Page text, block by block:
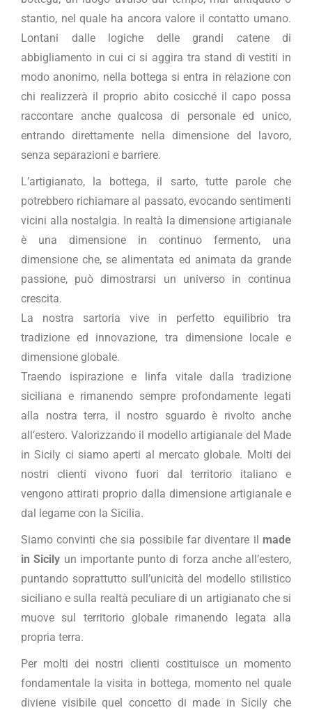
stantio, nel quale ha ancora valore il contatto umano.
Lontani dalle logiche delle grandi catene di
abbigliamento in cui ci si aggira tra stand di vestiti in
modo anonimo, nella bottega si entra in relazione con
chi realizzerà il proprio abito cosicché il capo possa
raccontare anche qualcosa di personale ed unico,
entrando direttamente nella dimensione del lavoro,
senza separazioni e barriere.
L’artigianato, la bottega, il sarto, tutte parole che
potrebbero richiamare al passato, evocando sentimenti
vicini alla nostalgia. In realtà la dimensione artigianale
è una dimensione in continuo fermento, una
dimensione che, se alimentata ed animata da grande
passione, può dimostrarsi un universo in continua
crescita.
La nostra sartoria vive in perfetto equilibrio tra
tradizione ed innovazione, tra dimensione locale e
dimensione globale.
Traendo ispirazione e linfa vitale dalla tradizione
siciliana e rimanendo sempre profondamente legati
alla nostra terra, il nostro sguardo è rivolto anche
all’estero. Valorizzando il modello artigianale del Made
in Sicily ci siamo aperti al mercato globale. Molti dei
nostri clienti vivono fuori dal territorio italiano e
vengono attirati proprio dalla dimensione artigianale e
dal legame con la Sicilia.
Siamo convinti che sia possibile far diventare il made
in Sicily un importante punto di forza anche all’estero,
puntando soprattutto sull’unicità del modello stilistico
siciliano e sulla realtà peculiare di un artigianato che si
muove sul territorio globale rimanendo legata alla
propria terra.
Per molti dei nostri clienti costituisce un momento
fondamentale la visita in bottega, momento nel quale
diviene visibile quel concetto di made in Sicily che